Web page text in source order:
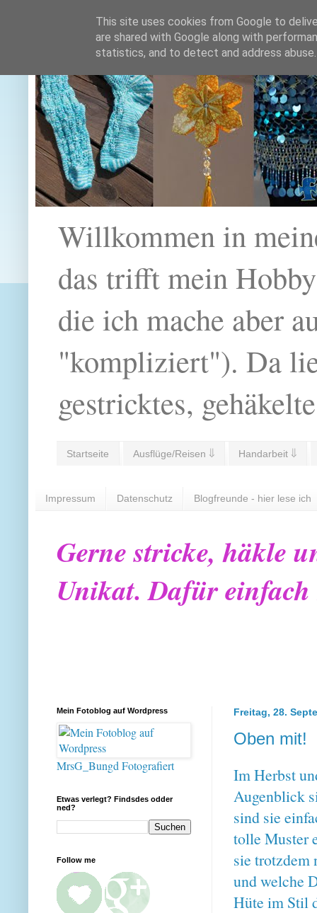
Willkommen in
das trifft mein
die ich mache aber
"kompliziert"). Da
gestricktes,
Startseite Ausflüge/Reisen ⇓ Handarbeit ⇓
Impressum Datenschutz Blogfreunde - hier lese ich
Gerne stricke, häkle
Unikat. Dafür
Freitag, 28.
Oben mit!
Im Herbst
Augenblick
sind sie
tolle Muster
sie trotzdem
und welche
Hüte im Stil
Mein Fotoblog auf Wordpress
MrsG_Bungd Fotografiert
Etwas verlegt? Findsdes odder
ned?
Follow me
This site uses cookies from Google to
are shared with Google along with
statistics, and to detect and address abuse.